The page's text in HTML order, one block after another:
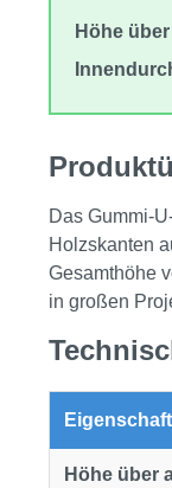
Höhe
Das
Holzskanten
Gesamthöhe
in großen
Eigenschaft
Höhe über